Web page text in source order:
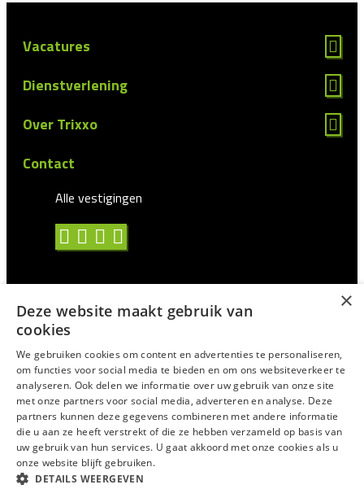
Vacatures
Dienstverlening
Over Trixxo
Contact
Alle vestigingen
Algemene voorwaarden
Privacy statement
Antidiscriminatie
Certificering en CAO
Voor Uitzendprofessionals
Suggesties/Meldingen
×
Deze website maakt gebruik van
cookies
We gebruiken cookies om content en advertenties te personaliseren,
om functies voor social media te bieden en om ons websiteverkeer te
analyseren. Ook delen we informatie over uw gebruik van onze site
met onze partners voor social media, adverteren en analyse. Deze
partners kunnen deze gegevens combineren met andere informatie
die u aan ze heeft verstrekt of die ze hebben verzameld op basis van
uw gebruik van hun services. U gaat akkoord met onze cookies als u
onze website blijft gebruiken.
DETAILS WEERGEVEN